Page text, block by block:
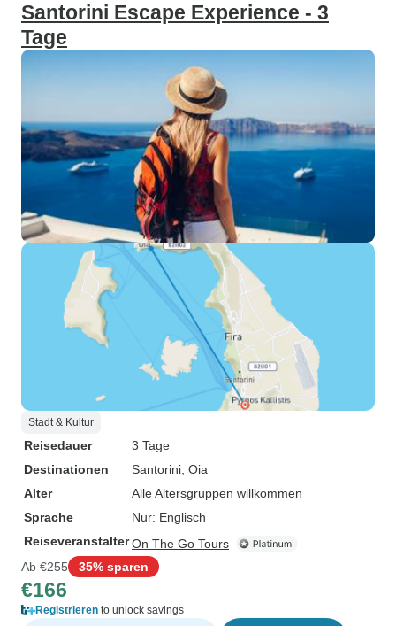
Santorini Escape Experience - 3
Tage
Stadt & Kultur
Reisedauer
3 Tage
Destinationen
Santorini , Oia
Alter
Alle Altersgruppen willkommen
Sprache
Nur: Englisch
ReiseveranstalterOn The Go Tours
Ab €255 35% sparen
€166
Registrieren to unlock savings